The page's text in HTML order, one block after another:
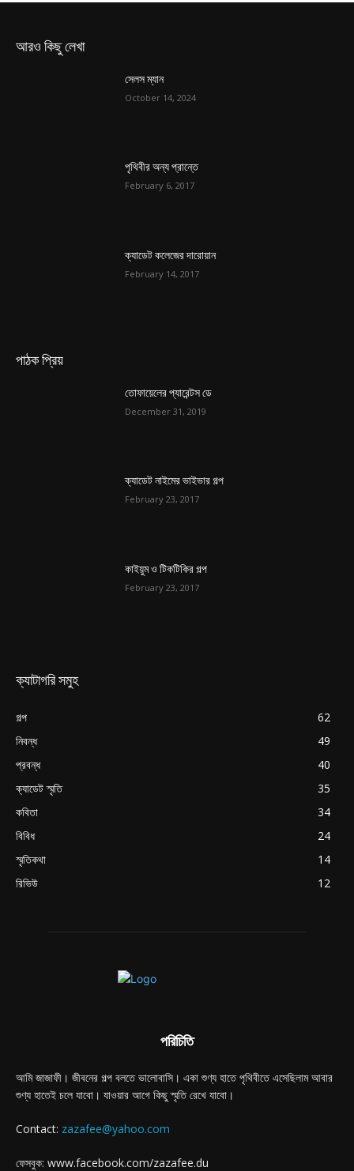
আরও কিছু লেখা
সেলস ম্যান
October 14, 2024
পৃথিবীর অন্য প্রান্তে
February 6, 2017
ক্যাডেট কলেজের দারোয়ান
February 14, 2017
পাঠক প্রিয়
তোফায়েলের প্যারেন্টস ডে
December 31, 2019
ক্যাডেট নাইমের ভাইভার গল্প
February 23, 2017
কাইয়ুম ও টিকটিকির গল্প
February 23, 2017
ক্যাটাগরি সমুহ
গল্প
62
নিবন্ধ
49
প্রবন্ধ
40
ক্যাডেট স্মৃতি
35
কবিতা
34
বিবিধ
24
স্মৃতিকথা
14
রিভিউ
12
পরিচিতি
আমি জাজাফী। জীবনের গল্প বলতে ভালোবাসি। একা শুণ্য হাতে পৃথিবীতে এসেছিলাম আবার
শুণ্য হাতেই চলে যাবো। যাওয়ার আগে কিছু স্মৃতি রেখে যাবো।
Contact: zazafee@yahoo.com
ফেসবুক: www.facebook.com/zazafee.du